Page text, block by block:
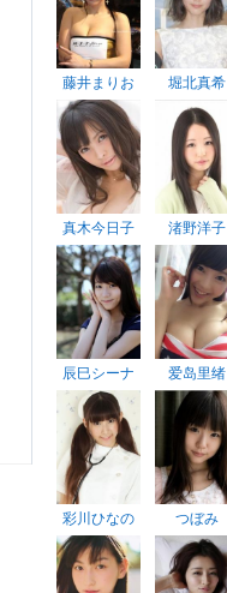
藤井まりお 堀北真希
真木今日子 渚野洋子
辰巳シーナ 爱岛里绪
彩川ひなの つぼみ